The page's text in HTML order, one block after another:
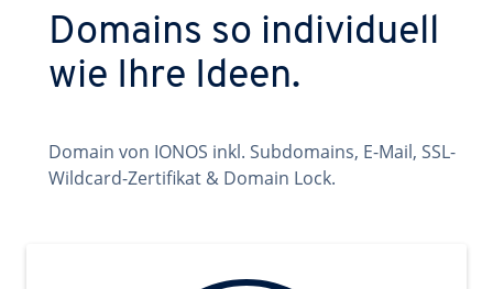
Domains so individuell
wie Ihre Ideen.
Domain von IONOS inkl. Subdomains, E-Mail, SSL-
Wildcard-Zertifikat & Domain Lock.